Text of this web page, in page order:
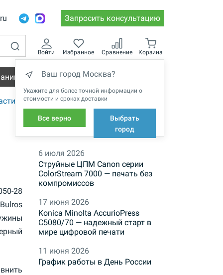
Запросить консультацию
Войти Избранное Сравнение Корзина
Ваш город Москва?
Укажите для более точной информации о
стоимости и сроках доставки
Все верно
Выбрать
город
Вакансии
28
Bulros
НОВОСТИ
6 июля 2026
Струйные ЦПМ Canon серии
ColorStream 7000 — печать без
компромиссов
17 июня 2026
Konica Minolta AccurioPress
C5080/70 — надежный старт в
мире цифровой печати
11 июня 2026
График работы в День России